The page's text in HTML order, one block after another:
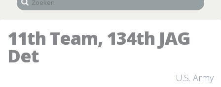
11th Team, 134th JAG
Det
U.S. Army